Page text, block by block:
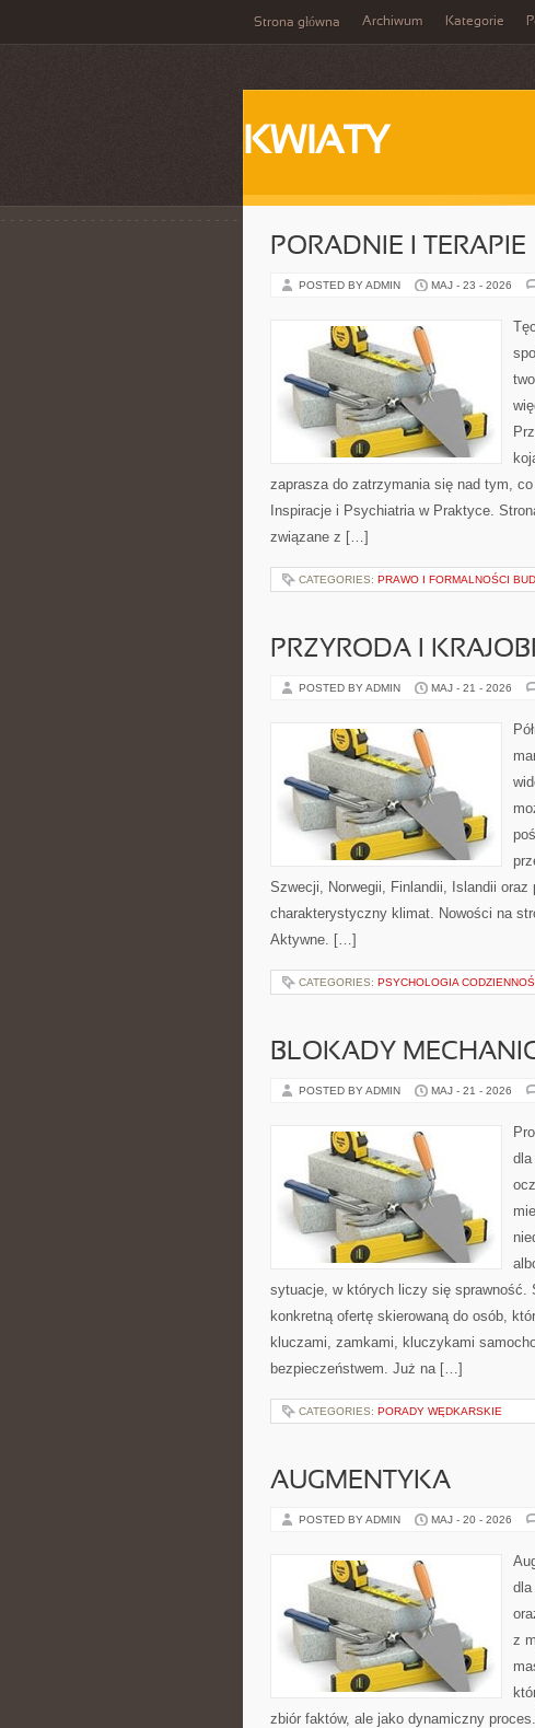
Strona główna Archiwum Kategorie
KWIATY
PORADNIE I TERAPIE
POSTED BY ADMIN MAJ - 23 - 2026
zaprasza do zatrzymania się nad tym,
Inspiracje i Psychiatria w Praktyce.
związane z […]
CATEGORIES: PRAWO I FORMALNOŚCI
PRZYRODA I
POSTED BY ADMIN MAJ - 21 - 2026
Szwecji, Norwegii, Finlandii, Islandii oraz
charakterystyczny klimat. Nowości na
Aktywne. […]
CATEGORIES: PSYCHOLOGIA
BLOKADY
POSTED BY ADMIN MAJ - 21 - 2026
dla
sytuacje, w których liczy się sprawność.
konkretną ofertę skierowaną do osób,
kluczami, zamkami, kluczykami
bezpieczeństwem. Już na […]
CATEGORIES: PORADY WĘDKARSKIE
AUGMENTYKA
POSTED BY ADMIN MAJ - 20 - 2026
dla
z
zbiór faktów, ale jako dynamiczny